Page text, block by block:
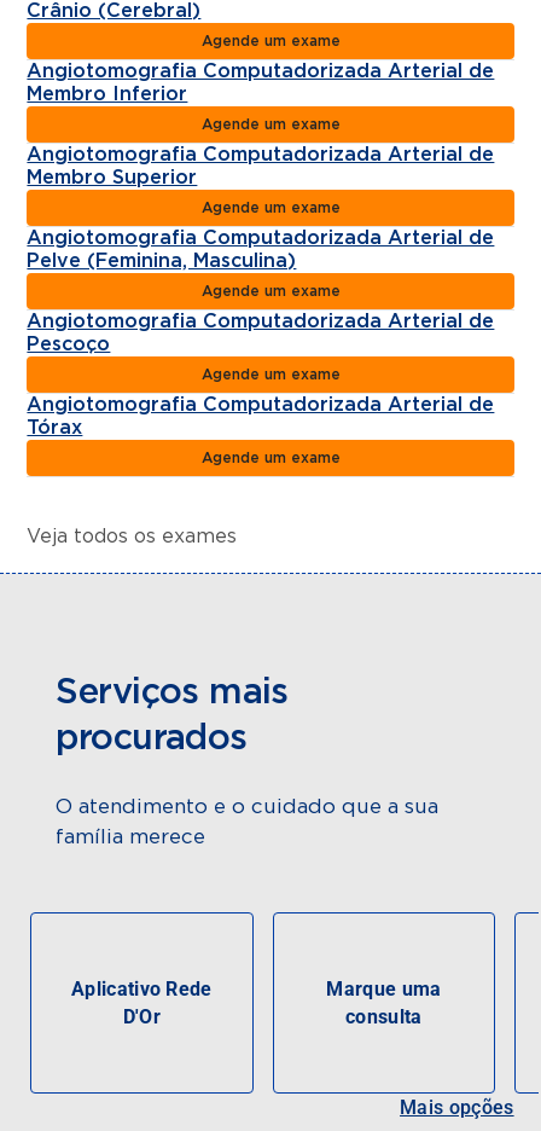
Crânio (Cerebral)
Agende um exame
Angiotomografia Computadorizada Arterial de
Membro Inferior
Agende um exame
Angiotomografia Computadorizada Arterial de
Membro Superior
Agende um exame
Angiotomografia Computadorizada Arterial de
Pelve (Feminina, Masculina)
Agende um exame
Angiotomografia Computadorizada Arterial de
Pescoço
Agende um exame
Angiotomografia Computadorizada Arterial de
Tórax
Agende um exame
Veja todos os exames
Serviços mais
procurados
O atendimento e o cuidado que a sua
família merece
Aplicativo Rede
D'Or
Marque uma
consulta
Mais opções